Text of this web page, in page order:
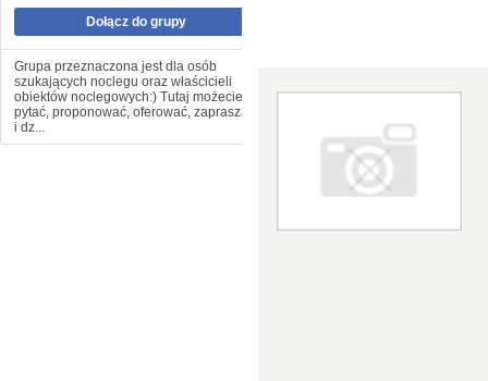
Dołącz do grupy
Grupa przeznaczona jest dla osób
szukających noclegu oraz właścicieli
obiektów noclegowych:) Tutaj możecie
pytać, proponować, oferować, zapraszać
i dz...